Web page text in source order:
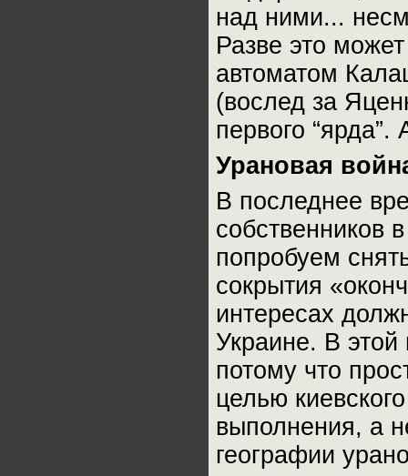
над ними...
Разве это
автоматом
(вослед за
первого
Урановая
В последнее
собственников
попробуем
сокрытия
интересах
Украине. В этой
потому что
целью
выполнения, а
географии